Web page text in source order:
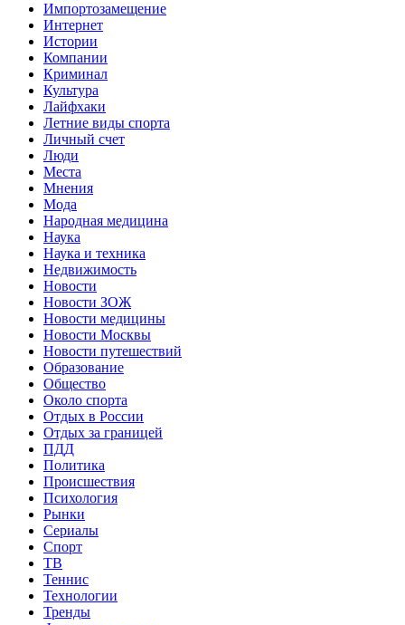
Импортозамещение
Интернет
Истории
Компании
Криминал
Культура
Лайфхаки
Летние виды спорта
Личный счет
Люди
Места
Мнения
Мода
Народная медицина
Наука
Наука и техника
Недвижимость
Новости
Новости ЗОЖ
Новости медицины
Новости Москвы
Новости путешествий
Образование
Общество
Около спорта
Отдых в России
Отдых за границей
ПДД
Политика
Происшествия
Психология
Рынки
Сериалы
Спорт
ТВ
Теннис
Технологии
Тренды